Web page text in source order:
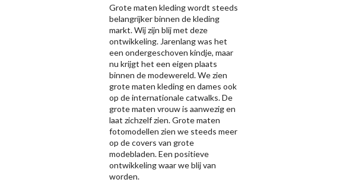
Grote maten kleding wordt steeds
belangrijker binnen de kleding
markt. Wij zijn blij met deze
ontwikkeling. Jarenlang was het
een ondergeschoven kindje, maar
nu krijgt het een eigen plaats
binnen de modewereld. We zien
grote maten kleding en dames ook
op de internationale catwalks. De
grote maten vrouw is aanwezig en
laat zichzelf zien. Grote maten
fotomodellen zien we steeds meer
op de covers van grote
modebladen. Een positieve
ontwikkeling waar we blij van
worden.